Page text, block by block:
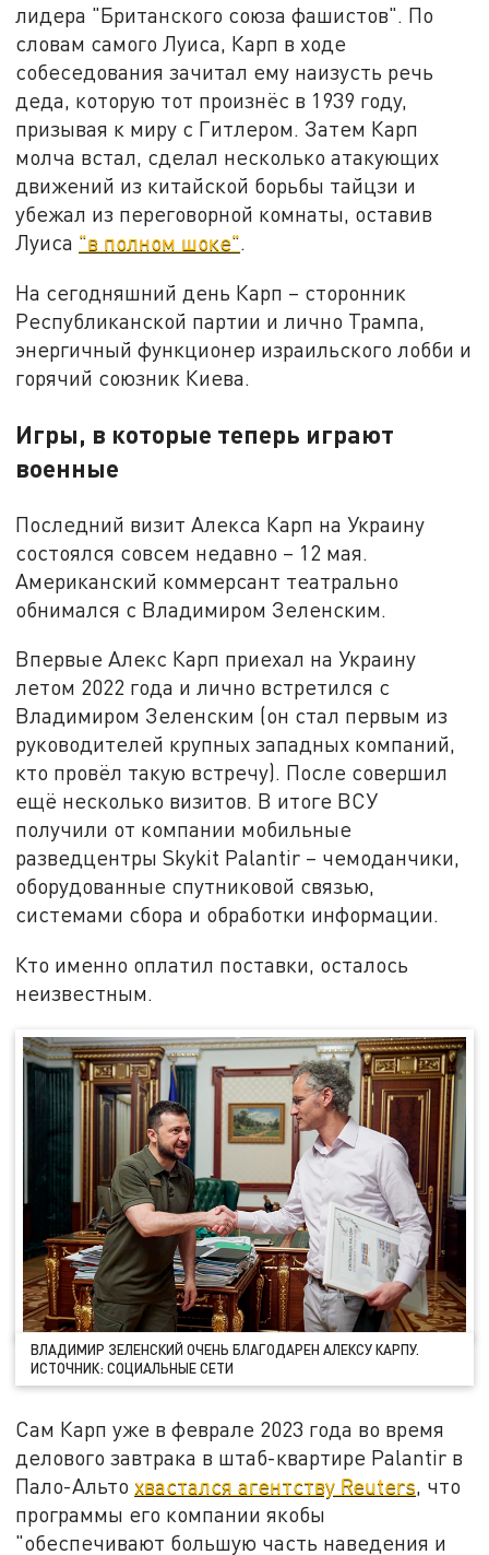
лидера "Британского союза фашистов". По
словам самого Луиса, Карп в ходе
собеседования зачитал ему наизусть речь
деда, которую тот произнёс в 1939 году,
призывая к миру с Гитлером. Затем Карп
молча встал, сделал несколько атакующих
движений из китайской борьбы тайцзи и
убежал из переговорной комнаты, оставив
Луиса "в полном шоке".
На сегодняшний день Карп – сторонник
Республиканской партии и лично Трампа,
энергичный функционер израильского лобби и
горячий союзник Киева.
Игры, в которые теперь играют
военные
Последний визит Алекса Карп на Украину
состоялся совсем недавно – 12 мая.
Американский коммерсант театрально
обнимался с Владимиром Зеленским.
Впервые Алекс Карп приехал на Украину
летом 2022 года и лично встретился с
Владимиром Зеленским (он стал первым из
руководителей крупных западных компаний,
кто провёл такую встречу). После совершил
ещё несколько визитов. В итоге ВСУ
получили от компании мобильные
разведцентры Skykit Palantir – чемоданчики,
оборудованные спутниковой связью,
системами сбора и обработки информации.
Кто именно оплатил поставки, осталось
неизвестным.
ВЛАДИМИР ЗЕЛЕНСКИЙ ОЧЕНЬ БЛАГОДАРЕН АЛЕКСУ КАРПУ.
ИСТОЧНИК: СОЦИАЛЬНЫЕ СЕТИ
Сам Карп уже в феврале 2023 года во время
делового завтрака в штаб-квартире Palantir в
Пало-Альто хвастался агентству Reuters, что
программы его компании якобы
"обеспечивают большую часть наведения и